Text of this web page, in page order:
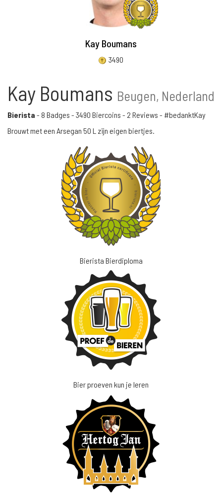
Kay Boumans
3490
Kay Boumans Beugen, Nederland
Bierista - 8 Badges - 3490 Biercoins - 2 Reviews - #bedanktKay
Brouwt met een Arsegan 50 L zijn eigen biertjes.
Bierista Bierdiploma
Bier proeven kun je leren